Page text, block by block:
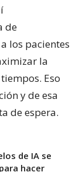
de
los pacientes
la
Eso
y de esa
de espera.
de IA se
hacer